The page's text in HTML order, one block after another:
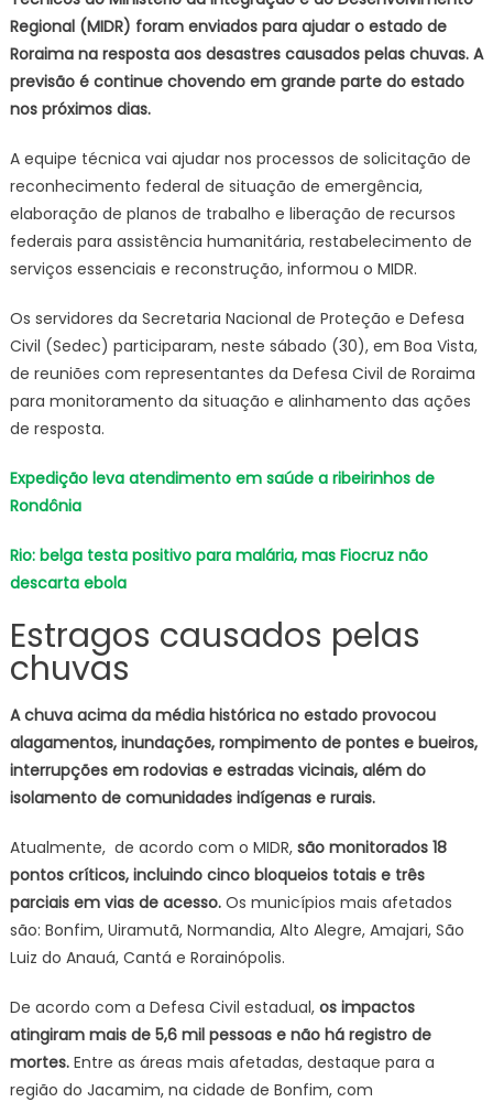
na
resposta
a
Regional (MIDR) foram enviados para ajudar o estado de
Roraima na resposta aos desastres causados pelas chuvas. A
previsão é continue chovendo em grande parte do estado
nos próximos dias.
A equipe técnica vai ajudar nos processos de solicitação de
reconhecimento federal de situação de emergência,
elaboração de planos de trabalho e liberação de recursos
federais para assistência humanitária, restabelecimento de
serviços essenciais e reconstrução, informou o MIDR.
Os servidores da Secretaria Nacional de Proteção e Defesa
Civil (Sedec) participaram, neste sábado (30), em Boa Vista,
de reuniões com representantes da Defesa Civil de Roraima
para monitoramento da situação e alinhamento das ações
de resposta.
Expedição leva atendimento em saúde a ribeirinhos de
Rondônia
Rio: belga testa positivo para malária, mas Fiocruz não
descarta ebola
Estragos causados pelas
chuvas
A chuva acima da média histórica no estado provocou
alagamentos, inundações, rompimento de pontes e bueiros,
interrupções em rodovias e estradas vicinais, além do
isolamento de comunidades indígenas e rurais.
Atualmente, de acordo com o MIDR, são monitorados 18
pontos críticos, incluindo cinco bloqueios totais e três
parciais em vias de acesso.Os municípios mais afetados
são: Bonfim, Uiramutã, Normandia, Alto Alegre, Amajari, São
Luiz do Anauá, Cantá e Rorainópolis.
De acordo com a Defesa Civil estadual, os impactos
atingiram mais de 5,6 mil pessoas e não há registro de
mortes.Entre as áreas mais afetadas, destaque para a
região do Jacamim, na cidade de Bonfim, com